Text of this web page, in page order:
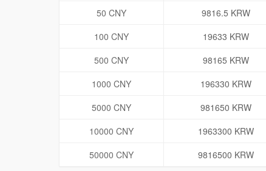
50 CNY
9816.5 KRW
100 CNY
19633 KRW
500 CNY
98165 KRW
1000 CNY
196330 KRW
5000 CNY
981650 KRW
10000 CNY
1963300 KRW
50000 CNY
9816500 KRW